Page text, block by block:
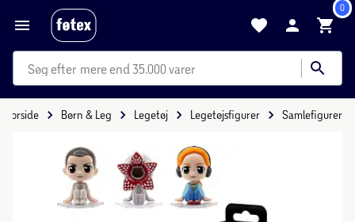
0
mere end 35.000 varer
Forside Børn & Leg Legetøj Legetøjsfigurer Samlefigurer